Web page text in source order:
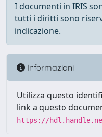
I documenti in IRIS
tutti i diritti sono
indicazione.
Informazioni
Utilizza questo
link a questo
https://